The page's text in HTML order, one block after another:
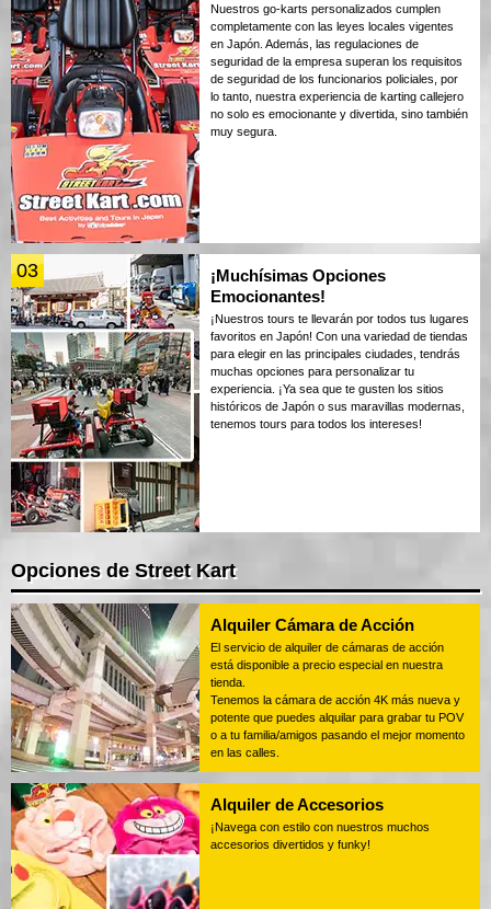
Nuestros go-karts personalizados cumplen
completamente con las leyes locales vigentes
en Japón. Además, las regulaciones de
seguridad de la empresa superan los requisitos
de seguridad de los funcionarios policiales, por
lo tanto, nuestra experiencia de karting callejero
no solo es emocionante y divertida, sino también
muy segura.
03
¡Muchísimas Opciones
Emocionantes!
¡Nuestros tours te llevarán por todos tus lugares
favoritos en Japón! Con una variedad de tiendas
para elegir en las principales ciudades, tendrás
muchas opciones para personalizar tu
experiencia. ¡Ya sea que te gusten los sitios
históricos de Japón o sus maravillas modernas,
tenemos tours para todos los intereses!
Opciones de Street Kart
Alquiler Cámara de Acción
El servicio de alquiler de cámaras de acción
está disponible a precio especial en nuestra
tienda.
Tenemos la cámara de acción 4K más nueva y
potente que puedes alquilar para grabar tu POV
o a tu familia/amigos pasando el mejor momento
en las calles.
Alquiler de Accesorios
¡Navega con estilo con nuestros muchos
accesorios divertidos y funky!